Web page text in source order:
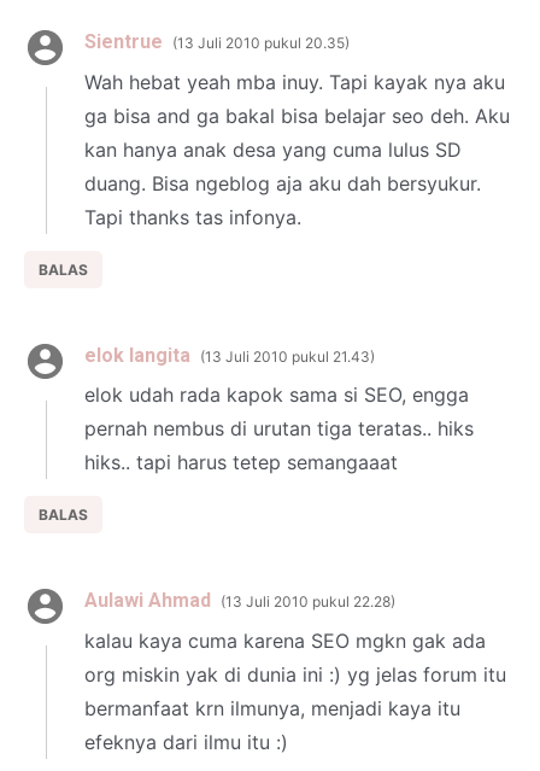
Sientrue 13 Juli 2010 pukul 20.35
Wah hebat yeah mba inuy. Tapi kayak nya aku
ga bisa and ga bakal bisa belajar seo deh. Aku
kan hanya anak desa yang cuma lulus SD
duang. Bisa ngeblog aja aku dah bersyukur.
Tapi thanks tas infonya.
BALAS
elok langita 13 Juli 2010 pukul 21.43
elok udah rada kapok sama si SEO, engga
pernah nembus di urutan tiga teratas.. hiks
hiks.. tapi harus tetep semangaaat
BALAS
Aulawi Ahmad 13 Juli 2010 pukul 22.28
kalau kaya cuma karena SEO mgkn gak ada
org miskin yak di dunia ini :) yg jelas forum itu
bermanfaat krn ilmunya, menjadi kaya itu
efeknya dari ilmu itu :)